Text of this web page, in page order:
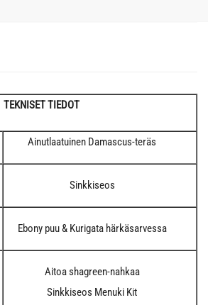
TEKNISET TIEDOT
Ainutlaatuinen Damascus-teräs
Sinkkiseos
Ebony puu & Kurigata härkäsarvessa
Aitoa shagreen-nahkaa
Sinkkiseos Menuki Kit